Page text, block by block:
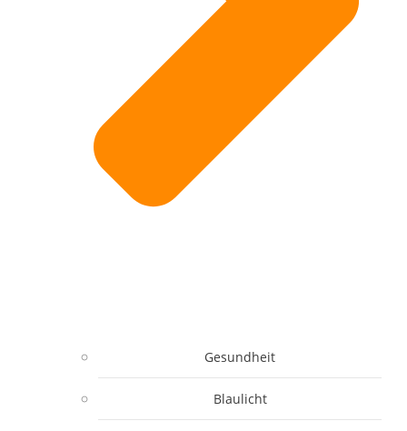
Gesundheit
Blaulicht